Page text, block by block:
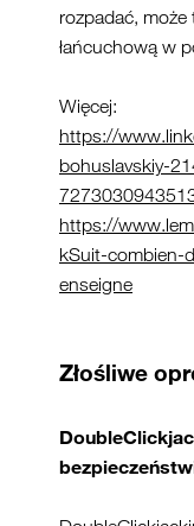
rozpadać,
łańcuchową w
Więcej:
https://
bohuslavskiy-
https://
kSuit-combien-
enseigne
Złośliwe